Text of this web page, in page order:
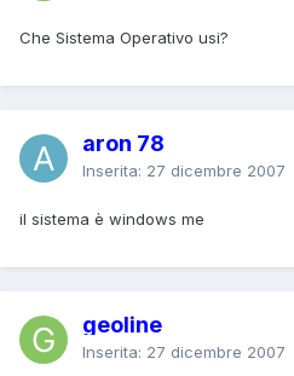
Che Sistema Operativo usi?
aron 78
Inserita: 27 dicembre 2007
il sistema è windows me
geoline
Inserita: 27 dicembre 2007